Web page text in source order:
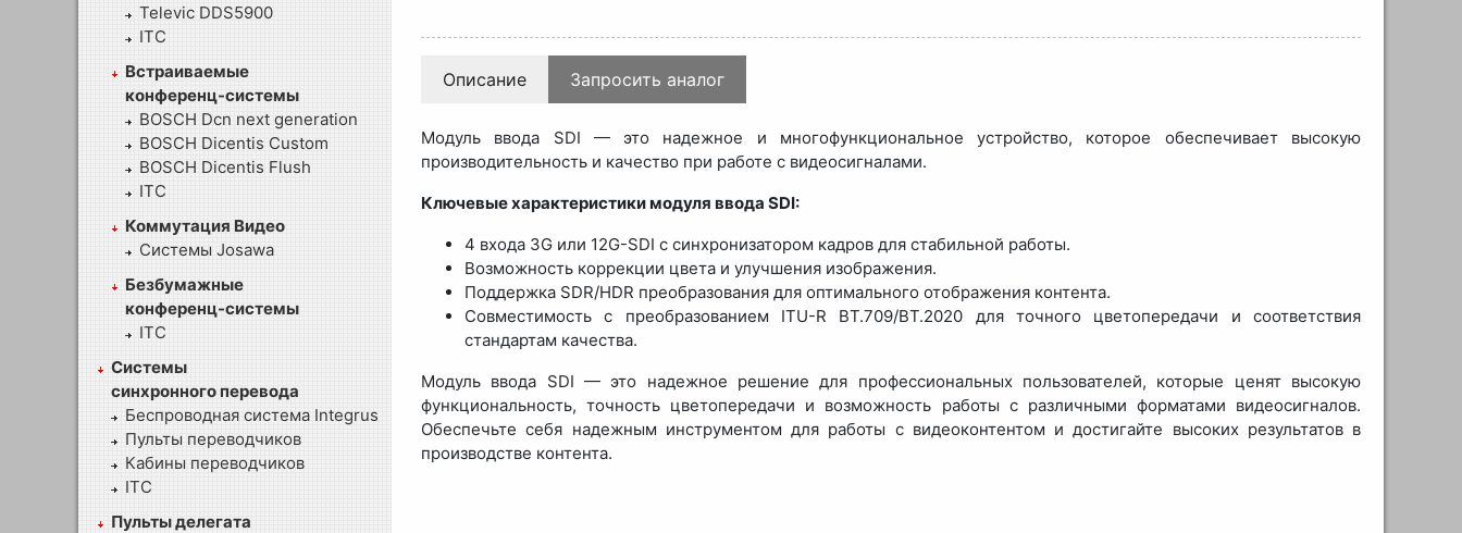
Televic DDS5900
ITC
Встраиваемые
конференц-системы
BOSCH Dcn next generation
BOSCH Dicentis Custom
BOSCH Dicentis Flush
ITC
Коммутация Видео
Системы Josawa
Безбумажные
конференц-системы
ITC
Системы
синхронного перевода
Беспроводная система Integrus
Пульты переводчиков
Кабины переводчиков
ITC
Пульты делегата
Описание Запросить аналог
Модуль ввода SDI — это надежное и многофункциональное устройство, которое обеспечивает высокую
производительность и качество при работе с видеосигналами.
Ключевые характеристики модуля ввода SDI:
4 входа 3G или 12G-SDI с синхронизатором кадров для стабильной работы.
Возможность коррекции цвета и улучшения изображения.
Поддержка SDR/HDR преобразования для оптимального отображения контента.
Совместимость с преобразованием ITU-R BT.709/BT.2020 для точного цветопередачи и соответствия
стандартам качества.
Модуль ввода SDI — это надежное решение для профессиональных пользователей, которые ценят высокую
функциональность, точность цветопередачи и возможность работы с различными форматами видеосигналов.
Обеспечьте себя надежным инструментом для работы с видеоконтентом и достигайте высоких результатов в
производстве контента.